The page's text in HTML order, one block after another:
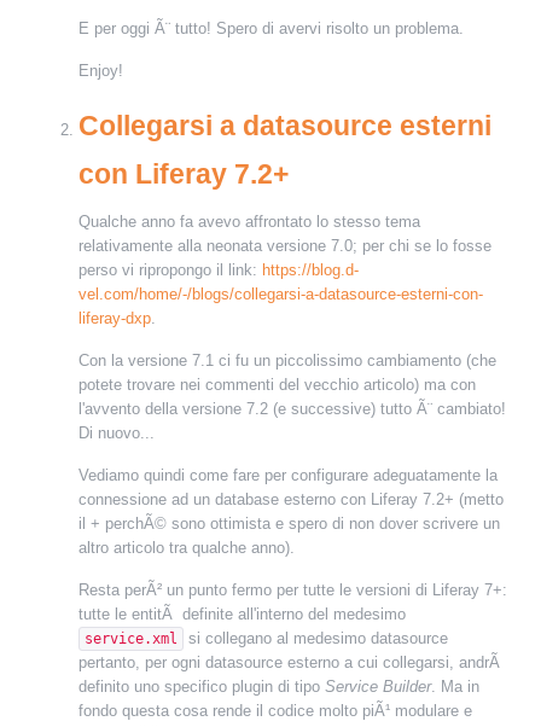
E per oggi Ã¨ tutto! Spero di avervi risolto un problema.
Enjoy!
Collegarsi a datasource esterni
con Liferay 7.2+
Qualche anno fa avevo affrontato lo stesso tema
relativamente alla neonata versione 7.0; per chi se lo fosse
perso vi ripropongo il link: https://blog.d-
vel.com/home/-/blogs/collegarsi-a-datasource-esterni-con-
liferay-dxp
Con la versione 7.1 ci fu un piccolissimo cambiamento (che
potete trovare nei commenti del vecchio articolo) ma con
l'avvento della versione 7.2 (e successive) tutto Ã¨ cambiato!
Di nuovo...
Vediamo quindi come fare per configurare adeguatamente la
connessione ad un database esterno con Liferay 7.2+ (metto
il + perchÃ© sono ottimista e spero di non dover scrivere un
altro articolo tra qualche anno).
Resta perÃ² un punto fermo per tutte le versioni di Liferay 7+:
tutte le entitÃ definite all'interno del medesimo
service.xml
si collegano al medesimo datasource
pertanto, per ogni datasource esterno a cui collegarsi, andrÃ
definito uno specifico plugin di tipo Service Builder. Ma in
fondo questa cosa rende il codice molto piÃ¹ modulare e